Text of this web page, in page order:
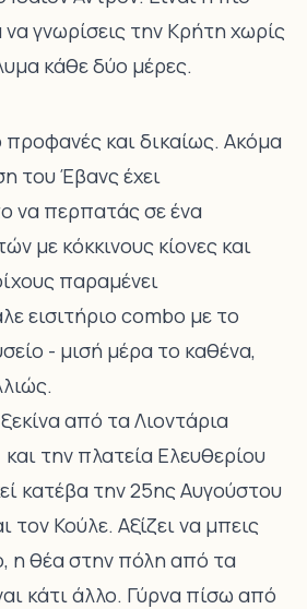
να γνωρίσεις την Κρήτη χωρίς
κάθε δύο μέρες.
προφανές και δικαίως. Ακόμα
του Έβανς έχει
να περπατάς σε ένα
με κόκκινους κίονες και
παραμένει
εισιτήριο combo με το
- μισή μέρα το καθένα,
από τα Λιοντάρια
την πλατεία Ελευθερίου
κατέβα την 25ης Αυγούστου
τον Κούλε. Αξίζει να μπεις
η θέα στην πόλη από τα
κάτι άλλο. Γύρνα πίσω από